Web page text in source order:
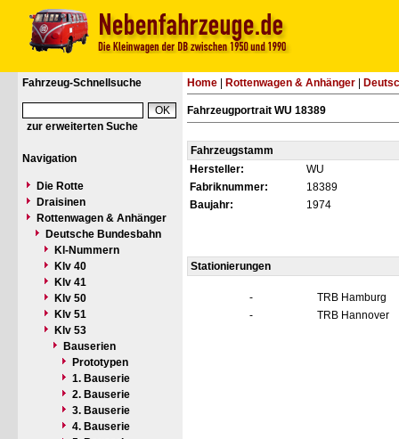
Fahrzeug-Schnellsuche
zur erweiterten Suche
Navigation
Die Rotte
Draisinen
Rottenwagen & Anhänger
Deutsche Bundesbahn
Kl-Nummern
Klv 40
Klv 41
Klv 50
Klv 51
Klv 53
Bauserien
Prototypen
1. Bauserie
2. Bauserie
3. Bauserie
4. Bauserie
Home Rottenwagen & Anhänger
Fahrzeugportrait WU 18389
Fahrzeugstamm
Hersteller:
WU
Fabriknummer:
18389
Baujahr:
1974
Stationierungen
-
TRB Hamburg
-
TRB Hannover